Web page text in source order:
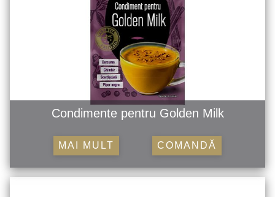
Condimente pentru Golden Milk
MAI MULT COMANDĂ